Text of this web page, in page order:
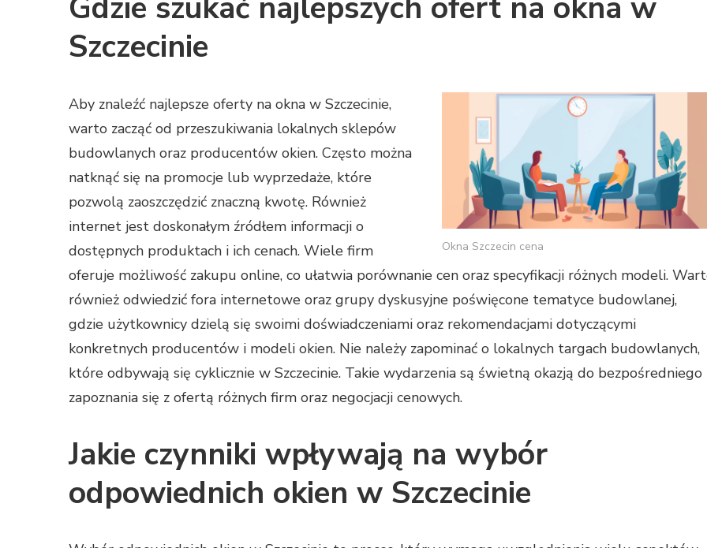
Gdzie szukać najlepszych ofert na okna w
Szczecinie
Okna Szczecin cena
Aby znaleźć najlepsze oferty na okna w Szczecinie,
warto zacząć od przeszukiwania lokalnych sklepów
budowlanych oraz producentów okien. Często można
natknąć się na promocje lub wyprzedaże, które
pozwolą zaoszczędzić znaczną kwotę. Również
internet jest doskonałym źródłem informacji o
dostępnych produktach i ich cenach. Wiele firm
oferuje możliwość zakupu online, co ułatwia porównanie cen oraz specyfikacji różnych modeli.
również odwiedzić fora internetowe oraz grupy dyskusyjne poświęcone tematyce budowlanej,
gdzie użytkownicy dzielą się swoimi doświadczeniami oraz rekomendacjami dotyczącymi
konkretnych producentów i modeli okien. Nie należy zapominać o lokalnych targach budowlanych,
które odbywają się cyklicznie w Szczecinie. Takie wydarzenia są świetną okazją do bezpośredniego
zapoznania się z ofertą różnych firm oraz negocjacji cenowych.
Jakie czynniki wpływają na wybór
odpowiednich okien w Szczecinie